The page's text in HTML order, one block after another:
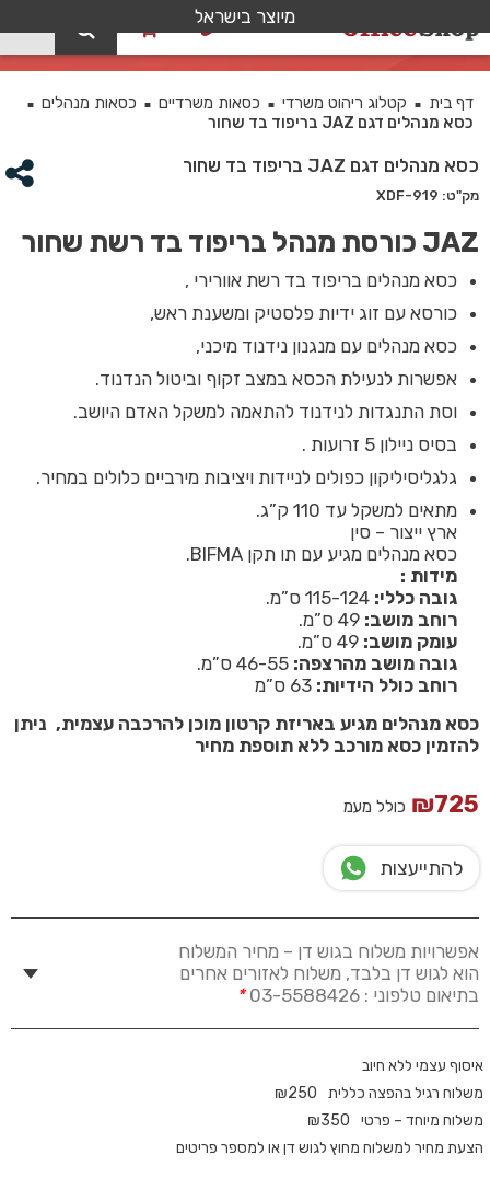
מיוצר בישראל
כסא מנהלים דגם JAZ בריפוד בד שחור
דף בית ■ קטלוג ריהוט משרדי ■ כסאות משרדיים ■ כסאות מנהלים ■
כסא מנהלים דגם JAZ בריפוד בד שחור
כסא מנהלים דגם JAZ בריפוד בד שחור
מק"ט: XDF-919
JAZ כורסת מנהל בריפוד בד רשת שחור
כסא מנהלים בריפוד בד רשת אוורירי ,
כורסא עם זוג ידיות פלסטיק ומשענת ראש,
כסא מנהלים עם מנגנון נידנוד מיכני,
אפשרות לנעילת הכסא במצב זקוף וביטול הנדנוד.
וסת התנגדות לנידנוד להתאמה למשקל האדם היושב.
בסיס ניילון 5 זרועות .
גלגליסיליקון כפולים לניידות ויציבות מירביים כלולים במחיר.
מתאים למשקל עד 110 ק”ג.
ארץ ייצור – סין
כסא מנהלים מגיע עם תו תקן BIFMA.
מידות :
גובה כללי:
רוחב מושב:
עומק מושב:
גובה מושב מהרצפה:
רוחב כולל הידיות: 63 ס”מ
כסא מנהלים מגיע באריזת קרטון מוכן להרכבה עצמית, ניתן
להזמין כסא מורכב ללא תוספת מחיר
₪725 כולל מעמ
להתייעצות
אפשרויות משלוח בגוש דן – מחיר המשלוח
הוא לגוש דן בלבד, משלוח לאזורים אחרים
בתיאום טלפוני : 03-5588426
*
איסוף עצמי ללא חיוב
משלוח רגיל בהפצה כללית
₪250
משלוח מיוחד – פרטי
₪350
הצעת מחיר למשלוח מחוץ לגוש דן או למספר פריטים